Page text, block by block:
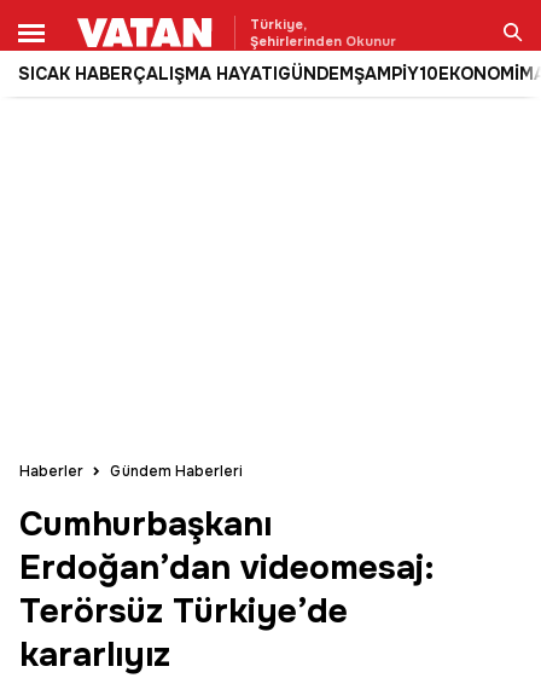
Türkiye,
Şehirlerinden Okunur
SICAK HABERÇALIŞMA HAYATIGÜNDEMŞAMPİY10EKONOMİ
Ara
Haberler Gündem Haberleri
Cumhurbaşkanı
Erdoğan’dan videomesaj:
Terörsüz Türkiye’de
kararlıyız